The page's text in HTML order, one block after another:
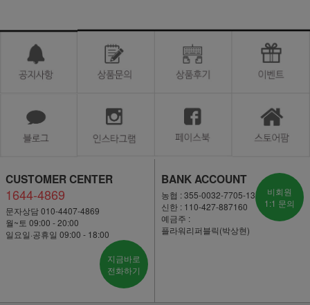
CUSTOMER CENTER
1644-4869
문자상담 010-4407-4869
월~토 09:00 - 20:00
일요일·공휴일 09:00 - 18:00
지금바로
전화하기
BANK ACCOUNT
농협 : 355-0032-7705-13
신한 : 110-427-887160
예금주 :
플라워리퍼블릭(박상현)
비회원
1:1 문의